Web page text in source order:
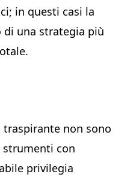
in questi casi la
una strategia più
non sono
strumenti con
privilegia